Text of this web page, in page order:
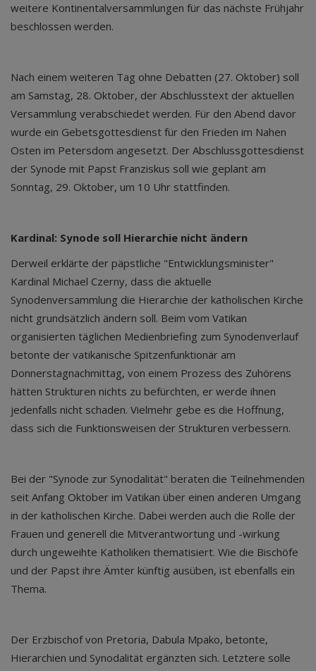
weitere Kontinentalversammlungen für das nächste Frühjahr
beschlossen werden.
Nach einem weiteren Tag ohne Debatten (27. Oktober) soll
am Samstag, 28. Oktober, der Abschlusstext der aktuellen
Versammlung verabschiedet werden. Für den Abend davor
wurde ein Gebetsgottesdienst für den Frieden im Nahen
Osten im Petersdom angesetzt. Der Abschlussgottesdienst
der Synode mit Papst Franziskus soll wie geplant am
Sonntag, 29. Oktober, um 10 Uhr stattfinden.
Kardinal: Synode soll Hierarchie nicht ändern
Derweil erklärte der päpstliche "Entwicklungsminister"
Kardinal Michael Czerny, dass die aktuelle
Synodenversammlung die Hierarchie der katholischen Kirche
nicht grundsätzlich ändern soll. Beim vom Vatikan
organisierten täglichen Medienbriefing zum Synodenverlauf
betonte der vatikanische Spitzenfunktionär am
Donnerstagnachmittag, von einem Prozess des Zuhörens
hätten Strukturen nichts zu befürchten, er werde ihnen
jedenfalls nicht schaden. Vielmehr gebe es die Hoffnung,
dass sich die Funktionsweisen der Strukturen verbessern.
Bei der "Synode zur Synodalität" beraten die Teilnehmenden
seit Anfang Oktober im Vatikan über einen anderen Umgang
in der katholischen Kirche. Dabei werden auch die Rolle der
Frauen und generell die Mitverantwortung und -wirkung
durch ungeweihte Katholiken thematisiert. Wie die Bischöfe
und der Papst ihre Ämter künftig ausüben, ist ebenfalls ein
Thema.
Der Erzbischof von Pretoria, Dabula Mpako, betonte,
Hierarchien und Synodalität ergänzten sich. Letztere solle